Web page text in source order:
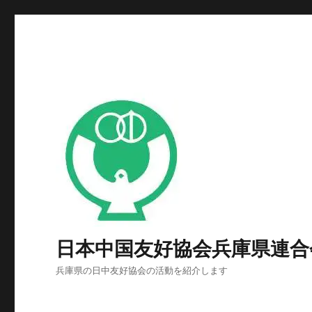
日本中国友好協会兵庫県連
兵庫県の日中友好協会の活動を紹介します